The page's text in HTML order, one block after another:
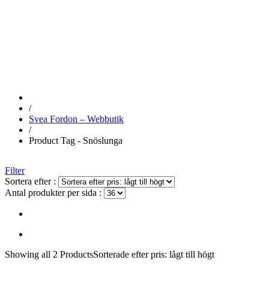
/
Svea Fordon – Webbutik
/
Product Tag - Snöslunga
Filter
Sortera efter :
Antal produkter per sida :
Showing all 2 ProductsSorterade efter pris: lågt till högt